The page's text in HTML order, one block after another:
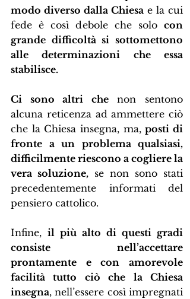
modo diverso dalla Chiesa e la cui
fede è così debole che solo con
grande difficoltà si sottomettono
alle determinazioni che essa
stabilisce.
Ci sono altri che non sentono
alcuna reticenza ad ammettere ciò
che la Chiesa insegna, ma, posti di
fronte a un problema qualsiasi,
difficilmente riescono a cogliere la
vera soluzione, se non sono stati
precedentemente informati del
pensiero cattolico.
Infine, il più alto di questi gradi
consiste nell’accettare
prontamente e con amorevole
facilità tutto ciò che la Chiesa
insegna, nell’essere così impregnati